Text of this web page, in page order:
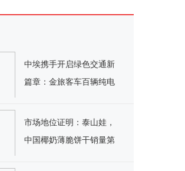
中埃携手开启绿色交通新
篇章：金旅客车百辆纯电
市场地位证明：泰山娃，
中国椰奶薄脆饼干销量第